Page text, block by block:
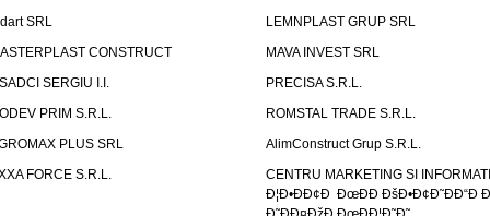
SRL
LEMNPLAST GRUP SRL
CONSTRUCT
MAVA INVEST SRL
SERGIU I.I.
PRECISA S.R.L.
PRIM S.R.L.
ROMSTAL TRADE S.R.L.
PLUS SRL
AlimConstruct Grup S.R.L.
FORCE S.R.L.
CENTRU MARKETING SI
Ð¦Ð•ÐÐ¢Ð ÐœÐÐ ÐšÐ•Ð¢Ð˜ÐÐ“Ð